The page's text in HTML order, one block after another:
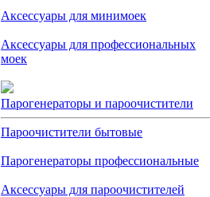
Аксессуары для минимоек
Аксессуары для профессиональных
моек
Парогенераторы и пароочистители
Пароочистители бытовые
Парогенераторы профессиональные
Аксессуары для пароочистителей